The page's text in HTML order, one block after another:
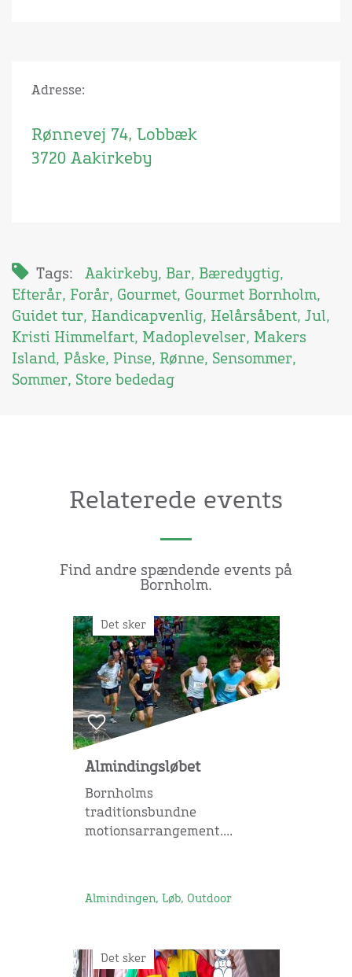
Adresse:
Rønnevej 74, Lobbæk
3720 Aakirkeby
Tags: Aakirkeby, Bar, Bæredygtig,
Efterår, Forår, Gourmet, Gourmet Bornholm,
Guidet tur, Handicapvenlig, Helårsåbent, Jul,
Kristi Himmelfart, Madoplevelser, Makers
Island, Påske, Pinse, Rønne, Sensommer,
Sommer, Store bededag
Relaterede events
Find andre spændende events på
Bornholm.
Det sker
Almindingsløbet
Bornholms
traditionsbundne
motionsarrangement....
Almindingen, Løb, Outdoor
Det sker